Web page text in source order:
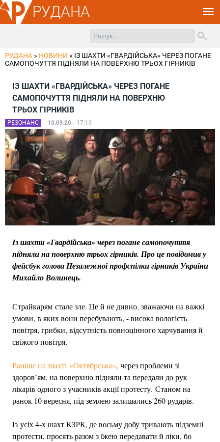
РУДАНА
РУДАНА » НОВИНИ » ІЗ ШАХТИ «ГВАРДІЙСЬКА» ЧЕРЕЗ ПОГАНЕ
САМОПОЧУТТЯ ПІДНЯЛИ НА ПОВЕРХНЮ ТРЬОХ ГІРНИКІВ
ІЗ ШАХТИ «ГВАРДІЙСЬКА» ЧЕРЕЗ ПОГАНЕ
САМОПОЧУТТЯ ПІДНЯЛИ НА ПОВЕРХНЮ
ТРЬОХ ГІРНИКІВ
РЕЗОНАНС 10.09.20 - 17:19
Із шахти «Гвардійська» через погане самопочуття
підняли на поверхню трьох гірників. Про це повідомив у
фейсбук голова Незалежної профспілки гірників України
Михайло Волинець.
Страйкарям стале зле. Це й не дивно, зважаючи на важкі
умови, в яких вони перебувають, - висока вологість
повітря, грибки, відсутність повноцінного харчування й
свіжого повітря.
Раніше на шахті «Октябрська», через проблеми зі
здоров’ям, на поверхню підняли та передали до рук
лікарів одного з учасників акції протесту. Станом на
ранок 10 вересня, під землею залишались 260 рударів.
Із усіх 4-х шахт КЗРК, де восьму добу тривають підземні
протести, просять разом з їжею передавати й ліки, бо